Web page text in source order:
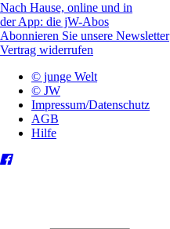
Nach Hause, online und in
der App: die jW-Abos
Abonnieren Sie unsere Newsletter
Vertrag widerrufen
© junge Welt
© JW
Impressum/Datenschutz
AGB
Hilfe